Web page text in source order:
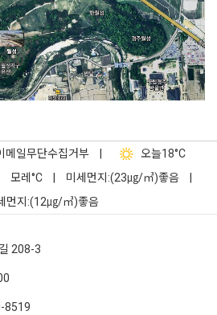
메일무단수집거부 오늘18°C
모레 °C 미세먼지:(23㎍/㎥)좋음
먼지:(12㎍/㎥)좋음
208-3
8519